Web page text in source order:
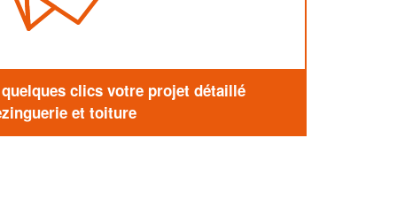
clics votre projet détaillé
et toiture